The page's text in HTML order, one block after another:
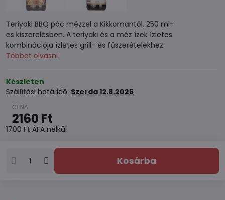
Teriyaki BBQ pác mézzel a Kikkomantól, 250 ml-
es kiszerelésben. A teriyaki és a méz ízek ízletes
kombinációja ízletes grill- és fűszerételekhez.
Többet olvasni
Készleten
Szállítási határidő: Szerda12.8.2026
2160 Ft
1700 Ft ÁFA nélkül
Kosárba